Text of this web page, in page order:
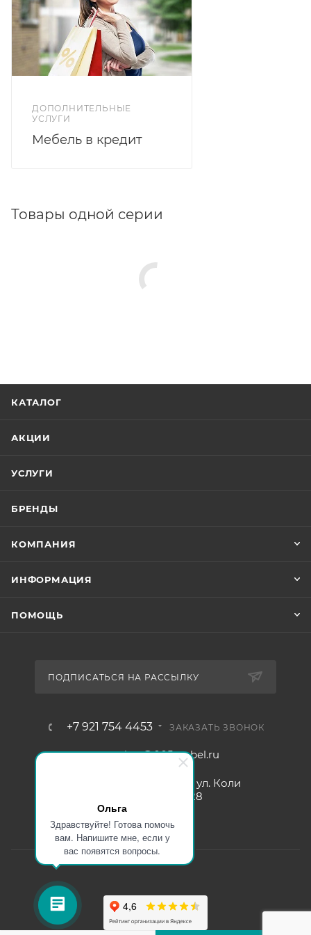
Ольга
Здравствуйте! Готова помочь
вам. Напишите мне, если у
вас появятся вопросы.
Особенностью комода является отсутствие ручек,
что придает ему современный и минималистичный
ДОПОЛНИТЕЛЬНЫЕ
УСЛУГИ
Мебель в кредит
Товары одной серии
КАТАЛОГ
АКЦИИ
УСЛУГИ
БРЕНДЫ
КОМПАНИЯ
ИНФОРМАЦИЯ
ПОМОЩЬ
ПОДПИСАТЬСЯ НА РАССЫЛКУ
+7 921 754 4453 ЗАКАЗАТЬ ЗВОНОК
zakaz@005mebel.ru
г. Санкт-Петербург, ул. Коли
Томчака д. 28